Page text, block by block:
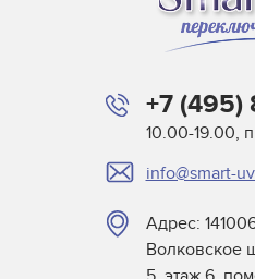
+7 (495)
10.00-19.00,
info@smart-
Адрес:
Волковское